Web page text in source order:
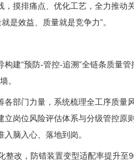
摸排痛点、优化工艺，全力推动
是效益、质量就是竞争力”。
建“预防-管控-追溯”全链条质量管
。
部门力量，系统梳理全工序质量
岗位风险评估体系与分级管控原
脑入心、落地到岗。
整改，防错装置变型适配率提升至